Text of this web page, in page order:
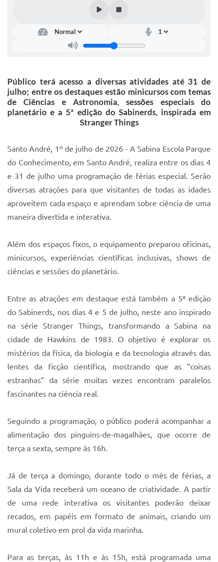
Legislação
Lei de acesso à informação
Mobilidade Urbana Sustentável
Ouvidoria da Cidade
Parque Escola
Portal da Educação
SIC
Sistema Colab
Autarquias
Público terá acesso a diversas atividades até 31 de
julho; entre os destaques estão minicursos com temas
de Ciências e Astronomia, sessões especiais do
planetário e a 5ª edição do Sabinerds, inspirada em
Stranger Things
Santo André, 1º de julho de 2026 - A Sabina Escola Parque
do Conhecimento, em Santo André, realiza entre os dias 4
e 31 de julho uma programação de férias especial. Serão
diversas atrações para que visitantes de todas as idades
aproveitem cada espaço e aprendam sobre ciência de uma
maneira divertida e interativa.
Além dos espaços fixos, o equipamento preparou oficinas,
minicursos, experiências científicas inclusivas, shows de
ciências e sessões do planetário.
Entre as atrações em destaque está também a 5ª edição
do Sabinerds, nos dias 4 e 5 de julho, neste ano inspirado
na série Stranger Things, transformando a Sabina na
cidade de Hawkins de 1983. O objetivo é explorar os
mistérios da física, da biologia e da tecnologia através das
lentes da ficção científica, mostrando que as “coisas
estranhas” da série muitas vezes encontram paralelos
fascinantes na ciência real.
Seguindo a programação, o público poderá acompanhar a
alimentação dos pinguins-de-magalhães, que ocorre de
terça a sexta, sempre às 16h.
Já de terça a domingo, durante todo o mês de férias, a
Sala da Vida receberá um oceano de criatividade. A partir
de uma rede interativa os visitantes poderão deixar
recados, em papéis em formato de animais, criando um
mural coletivo em prol da vida marinha.
Para as terças, às 11h e às 15h, está programada uma